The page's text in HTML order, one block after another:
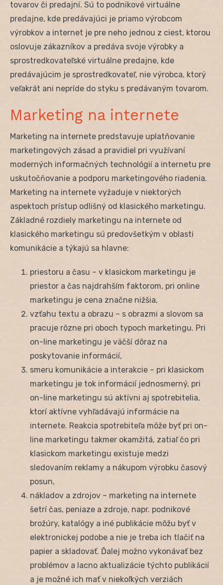
tovarov či predajní. Sú to podnikové virtuálne
predajne, kde predávajúci je priamo výrobcom
výrobkov a internet je pre neho jednou z ciest, ktorou
oslovuje zákazníkov a predáva svoje výrobky a
sprostredkovateľské virtuálne predajne, kde
predávajúcim je sprostredkovateľ, nie výrobca, ktorý
veľakrát ani nepríde do styku s predávaným tovarom.
Marketing na internete
Marketing na internete predstavuje uplatňovanie
marketingových zásad a pravidiel pri využívaní
moderných informačných technológií a internetu pre
uskutočňovanie a podporu marketingového riadenia.
Marketing na internete vyžaduje v niektorých
aspektoch prístup odlišný od klasického marketingu.
Základné rozdiely marketingu na internete od
klasického marketingu sú predovšetkým v oblasti
komunikácie a týkajú sa hlavne:
priestoru a času – v klasickom marketingu je
priestor a čas najdrahším faktorom, pri online
marketingu je cena značne nižšia,
vzťahu textu a obrazu – s obrazmi a slovom sa
pracuje rôzne pri oboch typoch marketingu. Pri
on-line marketingu je väčší dôraz na
poskytovanie informácií,
smeru komunikácie a interakcie – pri klasickom
marketingu je tok informácií jednosmerný, pri
on-line marketingu sú aktívni aj spotrebitelia,
ktorí aktívne vyhľadávajú informácie na
internete. Reakcia spotrebiteľa môže byť pri on-
line marketingu takmer okamžitá, zatiaľ čo pri
klasickom marketingu existuje medzi
sledovaním reklamy a nákupom výrobku časový
posun,
nákladov a zdrojov – marketing na internete
šetrí čas, peniaze a zdroje, napr. podnikové
brožúry, katalógy a iné publikácie môžu byť v
elektronickej podobe a nie je treba ich tlačiť na
papier a skladovať. Ďalej možno vykonávať bez
problémov a lacno aktualizácie týchto publikácií
a je možné ich mať v niekoľkých verziách